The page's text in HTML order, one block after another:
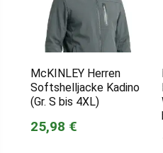
McKINLEY Herren
Softshelljacke Kadino
(Gr. S bis 4XL)
25,98 €